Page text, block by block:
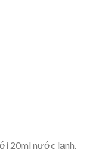
20ml nước lạnh.